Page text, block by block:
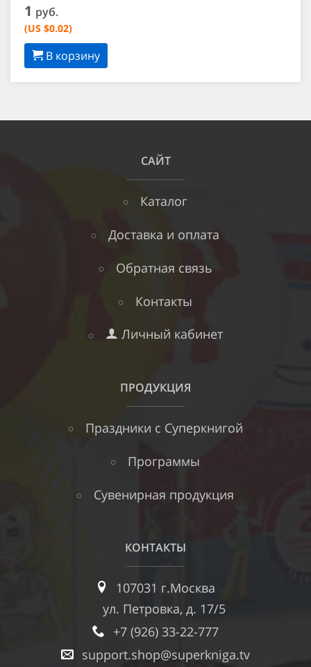
1 руб.
(US $0.02)
В корзину
САЙТ
Каталог
Доставка и оплата
Обратная связь
Контакты
Личный кабинет
ПРОДУКЦИЯ
Праздники с Суперкнигой
Программы
Сувенирная продукция
КОНТАКТЫ
107031 г.Москва
ул. Петровка, д. 17/5
+7 (926) 33-22-777
support.shop@superkniga.tv